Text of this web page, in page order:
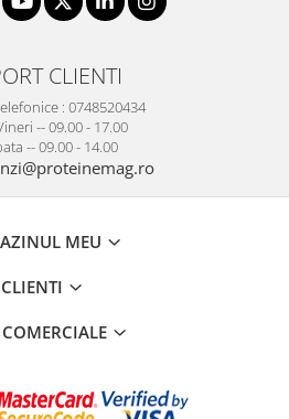
CLIENTI
: 0748520434
-- 09.00 - 17.00
-- 09.00 - 14.00
MEU
CLIENTI